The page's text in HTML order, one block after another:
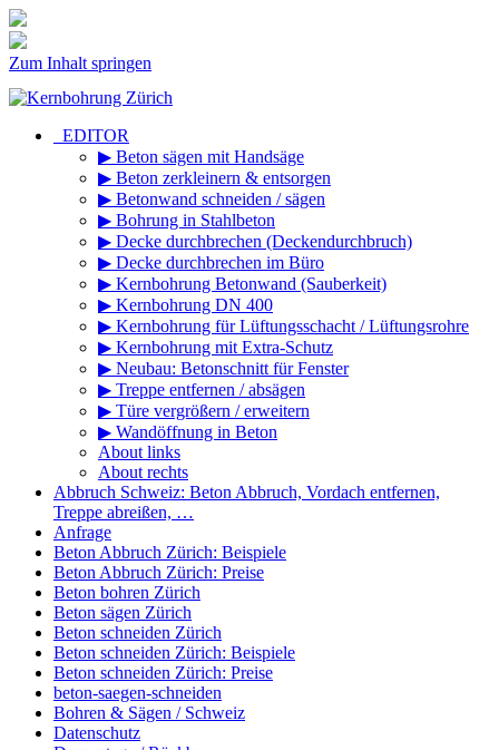
Zum Inhalt springen
_EDITOR
▶ Beton sägen mit Handsäge
▶ Beton zerkleinern & entsorgen
▶ Betonwand schneiden / sägen
▶ Bohrung in Stahlbeton
▶ Decke durchbrechen (Deckendurchbruch)
▶ Decke durchbrechen im Büro
▶ Kernbohrung Betonwand (Sauberkeit)
▶ Kernbohrung DN 400
▶ Kernbohrung für Lüftungsschacht / Lüftungsrohre
▶ Kernbohrung mit Extra-Schutz
▶ Neubau: Betonschnitt für Fenster
▶ Treppe entfernen / absägen
▶ Türe vergrößern / erweitern
▶ Wandöffnung in Beton
About links
About rechts
Abbruch Schweiz: Beton Abbruch, Vordach entfernen,
Treppe abreißen, …
Anfrage
Beton Abbruch Zürich: Beispiele
Beton Abbruch Zürich: Preise
Beton bohren Zürich
Beton sägen Zürich
Beton schneiden Zürich
Beton schneiden Zürich: Beispiele
Beton schneiden Zürich: Preise
beton-saegen-schneiden
Bohren & Sägen / Schweiz
Datenschutz